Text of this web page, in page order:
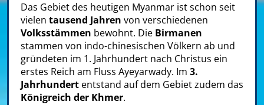
Das Gebiet des heutigen Myanmar ist schon seit
vielen tausend Jahren von verschiedenen
Volksstämmen bewohnt. Die Birmanen
stammen von indo-chinesischen Völkern ab und
gründeten im 1. Jahrhundert nach Christus ein
erstes Reich am Fluss Ayeyarwady. Im 3.
Jahrhundert entstand auf dem Gebiet zudem das
Königreich der Khmer.